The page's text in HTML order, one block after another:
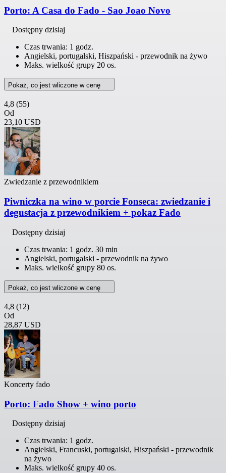
Porto: A Casa do Fado - Sao Joao Novo
Dostępny dzisiaj
Czas trwania: 1 godz.
Angielski, portugalski, Hiszpański - przewodnik na żywo
Maks. wielkość grupy 20 os.
Pokaż, co jest wliczone w cenę
4,8 (55)
Od
23,10 USD
Zwiedzanie z przewodnikiem
Piwniczka na wino w porcie Fonseca: zwiedzanie i
degustacja z przewodnikiem + pokaz Fado
Dostępny dzisiaj
Czas trwania: 1 godz. 30 min
Angielski, portugalski - przewodnik na żywo
Maks. wielkość grupy 80 os.
Pokaż, co jest wliczone w cenę
4,8 (12)
Od
28,87 USD
Koncerty fado
Porto: Fado Show + wino porto
Dostępny dzisiaj
Czas trwania: 1 godz.
Angielski, Francuski, portugalski, Hiszpański - przewodnik
na żywo
Maks. wielkość grupy 40 os.